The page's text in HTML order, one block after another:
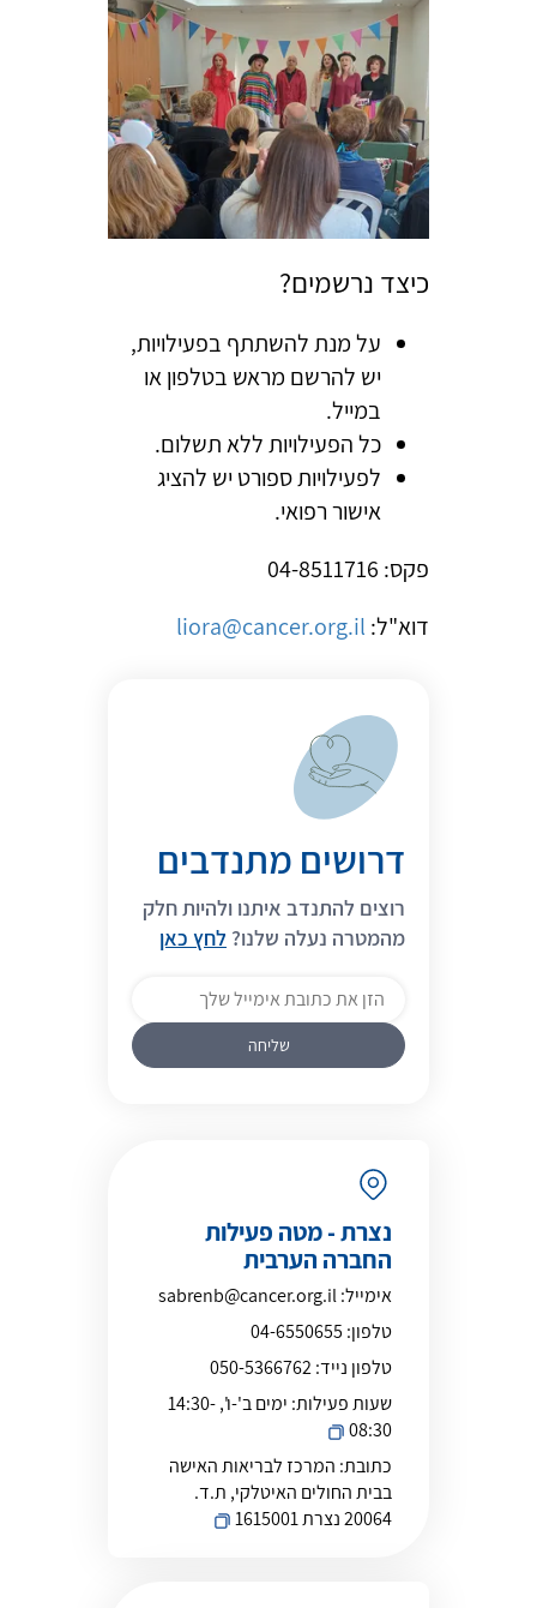
כיצד נרשמים?
על מנת להשתתף בפעילויות,
יש להרשם מראש בטלפון או
במייל.
כל הפעילויות ללא תשלום.
לפעילויות ספורט יש להציג
אישור רפואי.
פקס: 04-8511716
דוא"ל: liora@cancer.org.il
דרושים מתנדבים
רוצים להתנדב איתנו ולהיות חלק
מהמטרה נעלה שלנו? לחץ כאן
נצרת - מטה פעילות
החברה הערבית
אימייל:sabrenb@cancer.org.il
טלפון: 04-6550655
טלפון נייד:050-5366762
שעות פעילות:
ימים ב'-ו', 14:30-
08:30
כתובת: המרכז לבריאות האישה
בבית החולים האיטלקי, ת.ד.
20064 נצרת 1615001